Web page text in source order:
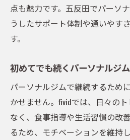
初心者が継続するため
五反田のパーソナル
モチベーションが続くサポ
パーソナルジムのモ
点も魅力です。五反田でパーソ
うしたサポート体制や通いやす
す。
初めてでも続くパーソナルジ
パーソナルジムで継続するため
かせません。fividでは、日々の
なく、食事指導や生活習慣の改
るため、モチベーションを維持